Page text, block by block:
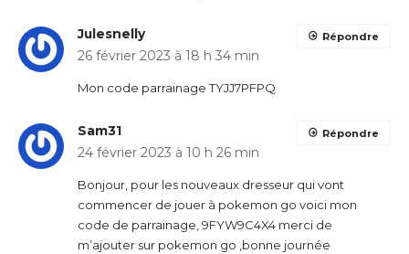
Julesnelly
26 février 2023 à 18 h 34 min
Mon code parrainage TYJJ7PFPQ
Répondre
Sam31
24 février 2023 à 10 h 26 min
Bonjour, pour les nouveaux dresseur qui vont
commencer de jouer à pokemon go voici mon
code de parrainage, 9FYW9C4X4 merci de
m’ajouter sur pokemon go ,bonne journée
Répondre